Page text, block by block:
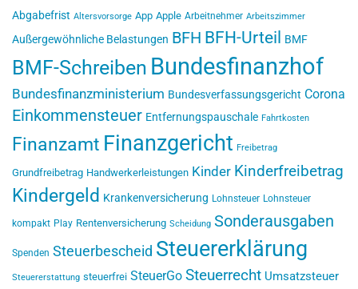
Abgabefrist Altersvorsorge App Apple Arbeitnehmer Arbeitszimmer
Außergewöhnliche Belastungen BFH BFH-Urteil BMF
BMF-Schreiben Bundesfinanzhof
Bundesfinanzministerium Bundesverfassungsgericht Corona
Einkommensteuer Entfernungspauschale Fahrtkosten
Finanzamt Finanzgericht Freibetrag
Grundfreibetrag Handwerkerleistungen Kinder Kinderfreibetrag
Kindergeld Krankenversicherung Lohnsteuer Lohnsteuer
kompakt Play Rentenversicherung Scheidung Sonderausgaben
Spenden Steuerbescheid Steuererklärung
Steuererstattung steuerfrei SteuerGo Steuerrecht Umsatzsteuer